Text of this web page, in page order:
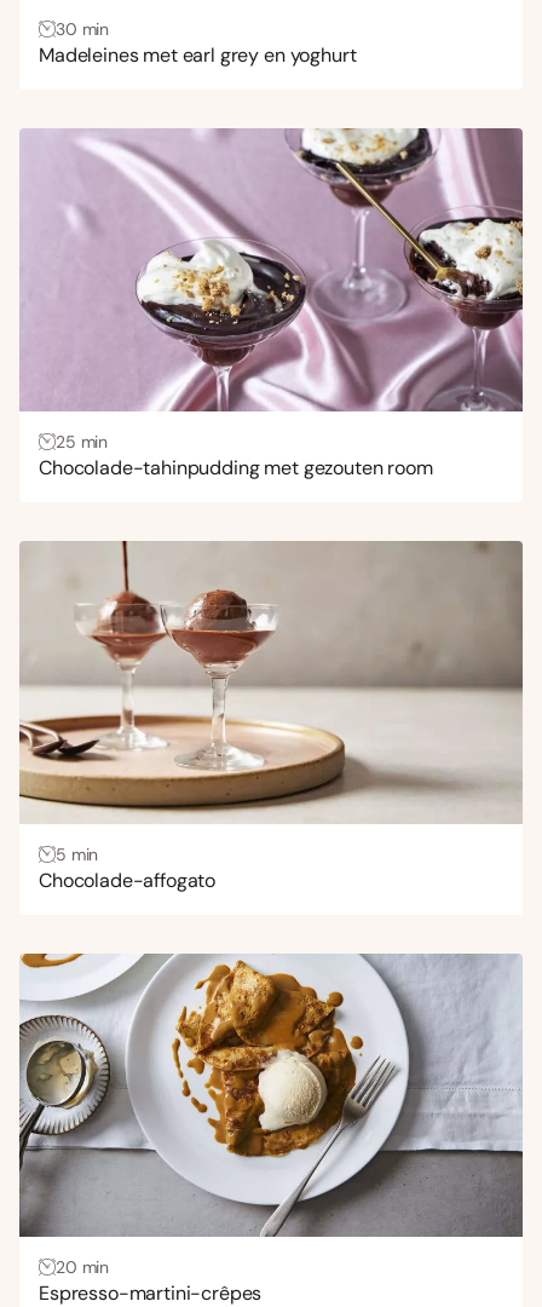
30 min
Madeleines met earl grey en yoghurt
25 min
Chocolade-tahinpudding met gezouten room
5 min
Chocolade-affogato
20 min
Espresso-martini-crêpes